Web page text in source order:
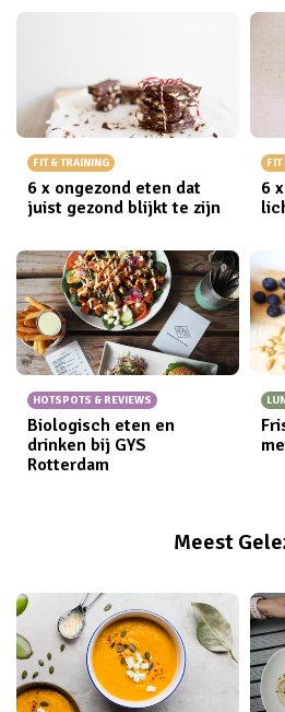
FIT & TRAINING
6 x ongezond eten dat
juist gezond blijkt te zijn
FIT
6
HOTSPOTS & REVIEWS
Biologisch eten en
drinken bij GYS
Rotterdam
Meest